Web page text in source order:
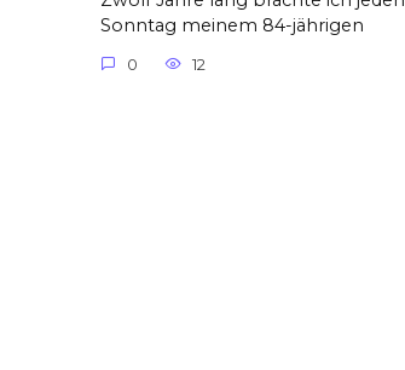
Sonntag meinem 84-jährigen
0 12